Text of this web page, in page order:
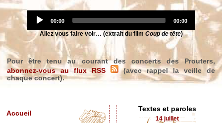
Player
Current
00:00
Total
duration
00:00
Allez vous faire voir… (extrait du film Coup de tête)
Pour être tenu au courant des concerts des Prouters,
abonnez-vous au flux RSS
(avec rappel la veille de
chaque concert).
Accueil
Textes et paroles
14 juillet